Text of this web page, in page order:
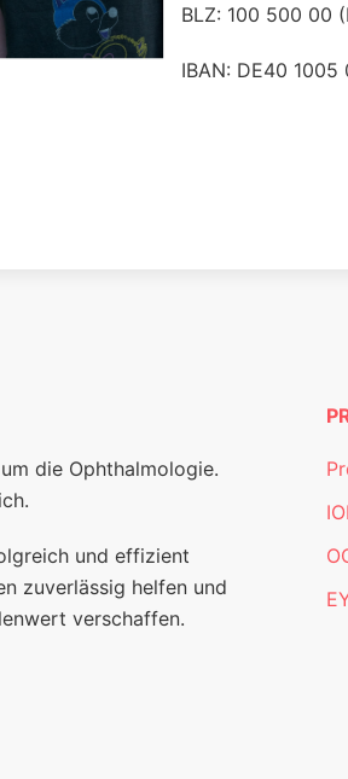
BLZ: 100 500 00
IBAN: DE40
die Ophthalmologie.
und effizient
zuverlässig helfen und
verschaffen.